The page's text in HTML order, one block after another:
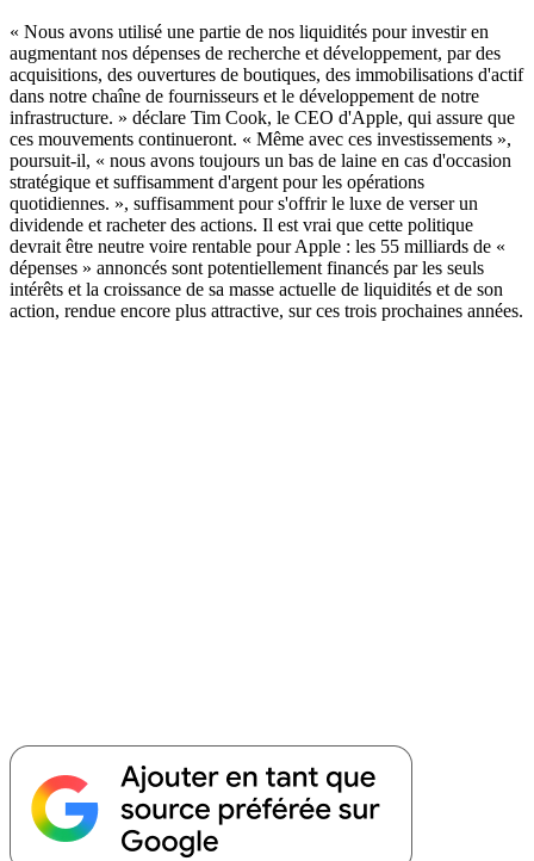
« Nous avons utilisé une partie de nos liquidités pour investir en
augmentant nos dépenses de recherche et développement, par des
acquisitions, des ouvertures de boutiques, des immobilisations d'actif
dans notre chaîne de fournisseurs et le développement de notre
infrastructure. » déclare Tim Cook, le CEO d'Apple, qui assure que
ces mouvements continueront. « Même avec ces investissements »,
poursuit-il, « nous avons toujours un bas de laine en cas d'occasion
stratégique et suffisamment d'argent pour les opérations
quotidiennes. », suffisamment pour s'offrir le luxe de verser un
dividende et racheter des actions. Il est vrai que cette politique
devrait être neutre voire rentable pour Apple : les 55 milliards de «
dépenses » annoncés sont potentiellement financés par les seuls
intérêts et la croissance de sa masse actuelle de liquidités et de son
action, rendue encore plus attractive, sur ces trois prochaines années.